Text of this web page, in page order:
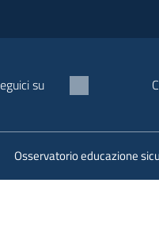
su
Osservatorio educazione